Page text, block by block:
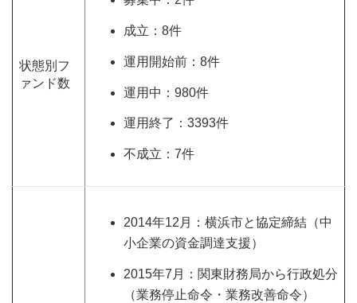
状態別フ
ァンド数
成立：8件
運用開始前：8件
運用中：980件
運用終了：3393件
不成立：7件
2014年12月：横浜市と協定締結（中
小企業の資金調達支援）
2015年7月：関東財務局から行政処分
（業務停止命令・業務改善命令）